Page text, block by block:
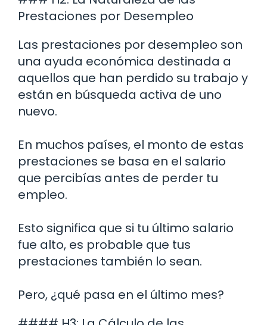
Prestaciones por Desempleo
Las prestaciones por desempleo son
una ayuda económica destinada a
aquellos que han perdido su trabajo y
están en búsqueda activa de uno
nuevo.
En muchos países, el monto de estas
prestaciones se basa en el salario
que percibías antes de perder tu
empleo.
Esto significa que si tu último salario
fue alto, es probable que tus
prestaciones también lo sean.
Pero, ¿qué pasa en el último mes?